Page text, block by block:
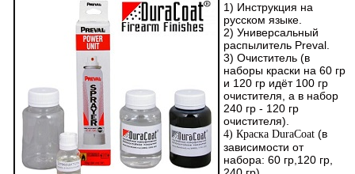
1) Инструкция на
русском языке.
2) Универсальный
распылитель Preval.
3) Очиститель (в
наборы краски на 60 гр
и 120 гр идёт 100 гр
очистителя, а в набор
240 гр - 120 гр
очистителя).
4) Краска DuraCoat (в
зависимости от
набора: 60 гр,120 гр,